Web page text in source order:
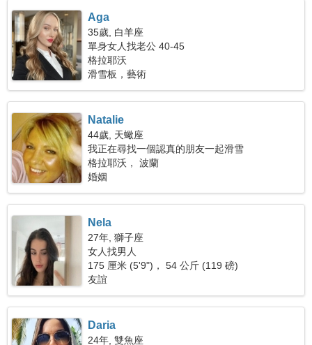
Aga
35歲, 白羊座
單身女人找老公 40-45
格拉耶沃
滑雪板，藝術
Natalie
44歲, 天蠍座
我正在尋找一個認真的朋友一起滑雪
格拉耶沃， 波蘭
婚姻
Nela
27年, 獅子座
女人找男人
175 厘米 (5'9")， 54 公斤 (119 磅)
友誼
Daria
24年, 雙魚座